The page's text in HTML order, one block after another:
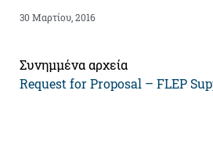
30 Μαρτίου, 2016
Συνημμένα αρχεία
Request for Proposal – FLEP